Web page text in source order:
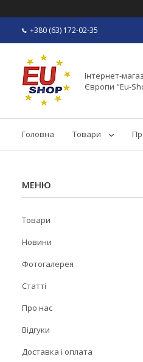
+380 (63) 172-02-35
Інтернет-
Європи "Eu-
Головна Товари
Товари
Новини
Фотогалерея
Статті
Про нас
Відгуки
Доставка і оплата